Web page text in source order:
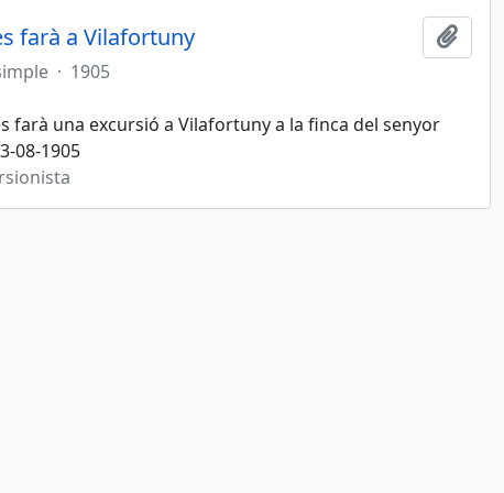
farà a Vilafortuny
· 1905
farà una excursió a Vilafortuny a la finca del senyor
08-1905